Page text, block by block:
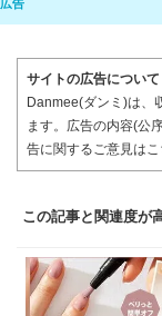
サイトの広告について
Danmee(ダンミ)は、
ます。広告の内容(公
告に関するご意見は
この記事と関連度が